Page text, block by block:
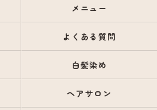
メニュー
よくある質問
白髪染め
ヘアサロン